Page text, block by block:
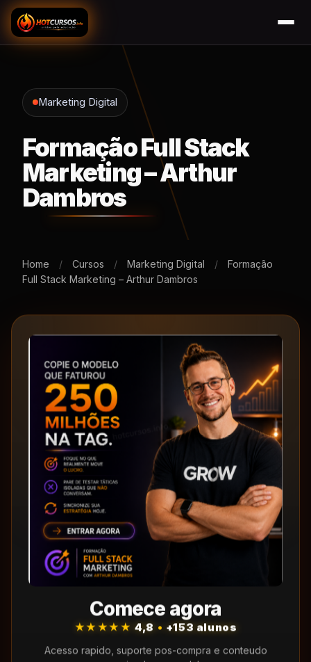
Marketing Digital
Formação Full Stack
Marketing – Arthur
Dambros
Home / Cursos / Marketing Digital /
Formação
Full Stack Marketing – Arthur Dambros
Comece agora
★★★★★4,8 • +153 alunos
Acesso rapido, suporte pos-compra e conteudo